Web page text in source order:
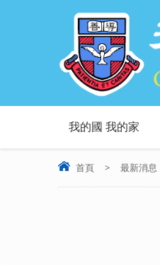
我的國 我的家
首頁 > 最新消息